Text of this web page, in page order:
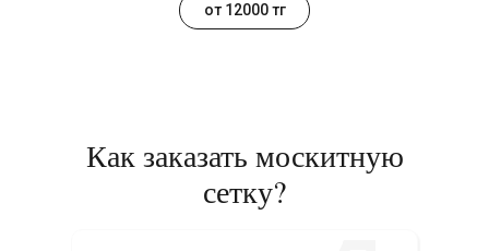
от 12000 тг
Как заказать москитную
сетку?